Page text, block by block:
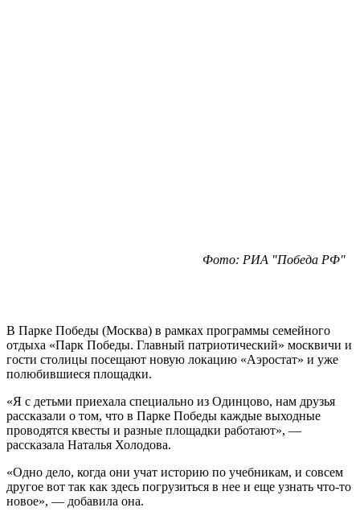
Фото: РИА "Победа РФ"
В Парке Победы (Москва) в рамках программы семейного
отдыха «Парк Победы. Главный патриотический» москвичи и
гости столицы посещают новую локацию «Аэростат» и уже
полюбившиеся площадки.
«Я с детьми приехала специально из Одинцово, нам друзья
рассказали о том, что в Парке Победы каждые выходные
проводятся квесты и разные площадки работают», —
рассказала Наталья Холодова.
«Одно дело, когда они учат историю по учебникам, и совсем
другое вот так как здесь погрузиться в нее и еще узнать что-то
новое», — добавила она.